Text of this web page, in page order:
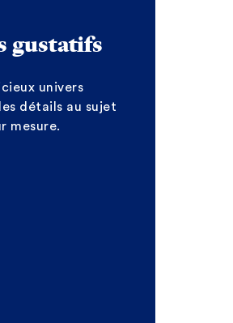
gustatifs
univers
détails au sujet
mesure.